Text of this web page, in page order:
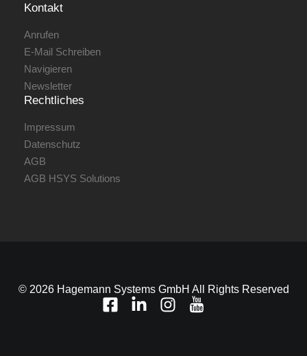
Kontakt
Anrufen
E-Mail Schreiben
Navigieren
Newsletter
Rechtliches
Impressum
Datenschutz
AGB
AGB HSYS Solutions
© 2026 Hagemann Systems GmbH All Rights Reserved